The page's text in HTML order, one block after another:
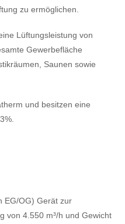
zu ermöglichen.
Lüftungsleistung von
Gewerbefläche
Saunen sowie
und besitzen eine
EG/OG) Gerät zur
von 4.550 m³/h und Gewicht